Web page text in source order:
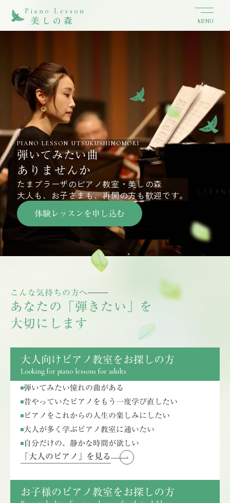
PIANO LESSON UTSUKUSHINOMORI
弾いてみたい曲
ありませんか
たまプラーザのピアノ教室・美しの森
大人も、お子さまも、再開の方も歓迎です。
体験レッスンを申し込む
こんな気持ちの方へ
あなたの「弾きたい」を
大切にします
大人向けピアノ教室をお探しの方
Looking for piano lessons for adults
弾いてみたい憧れの曲がある
昔やっていたピアノをもう一度学び直したい
ピアノをこれからの人生の楽しみにしたい
大人が多く学ぶピアノ教室に通いたい
自分だけの、静かな時間が欲しい
「大人のピアノ」を見る
お子様のピアノ教室をお探しの方
Piano Lesson
MENU